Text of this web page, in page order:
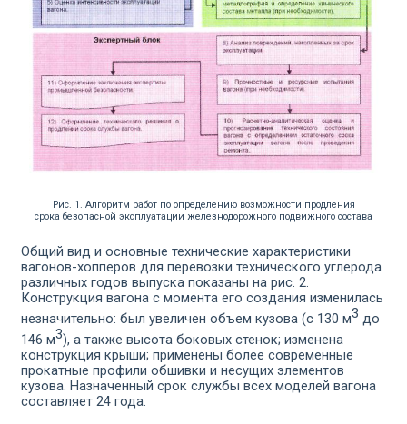
Рис. 1. Алгоритм работ по определению возможности продления
срока безопасной эксплуатации железнодорожного подвижного состава
Общий вид и основные технические характеристики
ваго­нов-хопперов для перевозки технического углерода
различных годов выпуска показаны на рис. 2.
Конструкция вагона с мо­мента его создания изменилась
незначительно: был увеличен объем кузова (с 130 м3 до
146 м3), а также высота боковых стенок; изменена
конструкция крыши; применены более современные
прокатные профили обшивки и несущих элементов
кузова. Назначенный срок службы всех моделей вагона
со­ставляет 24 года.